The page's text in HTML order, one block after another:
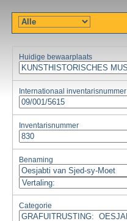
Huidige bewaarplaats
Internationaal inventarisnummer
Inventarisnummer
Benaming
Categorie